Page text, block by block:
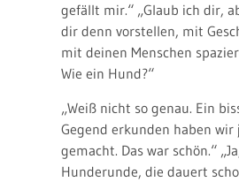
gefällt mir.“ „Glaub ich dir,
dir denn vorstellen, mit
mit deinen Menschen
Wie ein Hund?“
„Weiß nicht so genau. Ein
Gegend erkunden haben wir
gemacht. Das war schön.“
Hunderunde, die dauert